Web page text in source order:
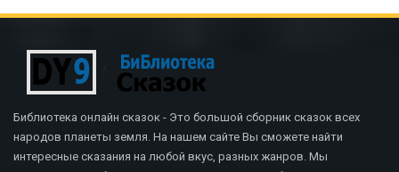
Библиотека онлайн сказок - Это большой сборник сказок всех
народов планеты земля. На нашем сайте Вы сможете найти
интересные сказания на любой вкус, разных жанров. Мы